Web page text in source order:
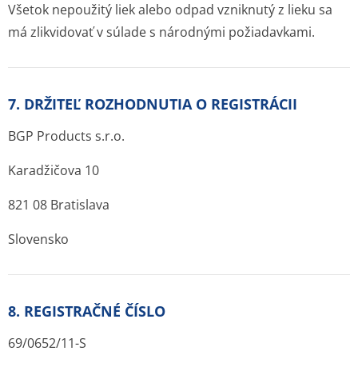
Všetok nepoužitý liek alebo odpad vzniknutý z lieku sa
má zlikvidovať v súlade s národnými požiadavkami.
7. DRŽITEĽ ROZHODNUTIA O REGISTRÁCII
BGP Products s.r.o.
Karadžičova 10
821 08 Bratislava
Slovensko
8. REGISTRAČNÉ ČÍSLO
69/0652/11-S